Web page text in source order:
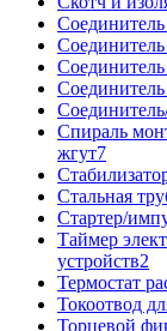
Соединитель
Спираль
жгут7
Стальная
Стартер/
Таймер
устройств2
Термостат
Токоотвод
Торцевой